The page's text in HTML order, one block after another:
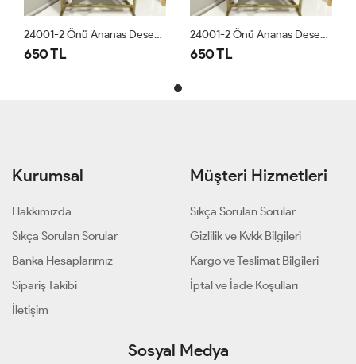
24001-2 Önü Ananas Desen Bluz Beyaz
650 TL
24001-2 Önü Ananas Desen Bluz Beyaz
650 TL
Kurumsal
Hakkımızda
Sıkça Sorulan Sorular
Banka Hesaplarımız
Sipariş Takibi
İletişim
Müşteri Hizmetleri
Sıkça Sorulan Sorular
Gizlilik ve Kvkk Bilgileri
Kargo ve Teslimat Bilgileri
İptal ve İade Koşulları
Sosyal Medya